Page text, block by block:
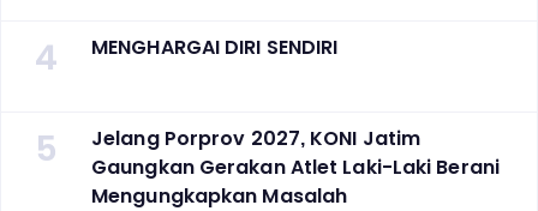
4 MENGHARGAI DIRI SENDIRI
5
Jelang Porprov 2027, KONI Jatim
Gaungkan Gerakan Atlet Laki-Laki Berani
Mengungkapkan Masalah